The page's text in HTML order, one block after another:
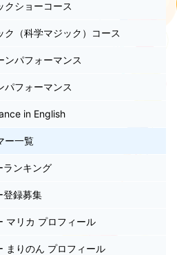
クショーコース
ク（科学マジック）コース
ンパフォーマンス
パフォーマンス
in English
ー一覧
ランキング
登録募集
マリカ プロフィール
まりのん プロフィール